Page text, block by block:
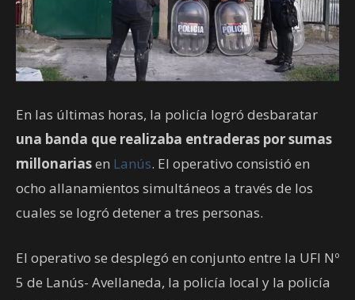
En las últimas horas, la policía logró desbaratar
una banda que realizaba entraderas por sumas
millonariasen Lanús. El operativo consistió en
ocho allanamientos simultáneos a través de los
cuales se logró detener a tres personas.
El operativo se desplegó en conjunto entre la UFI Nº
5 de Lanús- Avellaneda, la policía local y la policía